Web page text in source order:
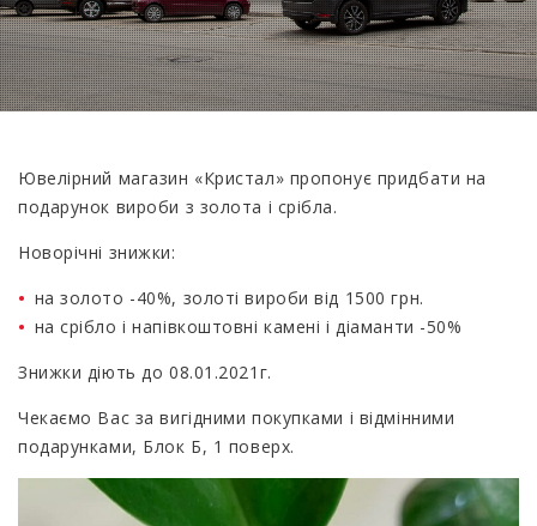
Ювелірний магазин «Кристал» пропонує придбати на
подарунок вироби з золота і срібла.
Новорічні знижки:
на золото -40%, золоті вироби від 1500 грн.
на срібло і напівкоштовні камені і діаманти -50%
Знижки діють до 08.01.2021г.
Чекаємо Вас за вигідними покупками і відмінними
подарунками, Блок Б, 1 поверх.